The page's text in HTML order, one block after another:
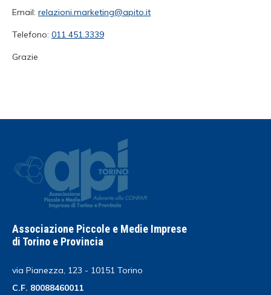
Email: relazioni.marketing@apito.it
Telefono: 011 451.3339
Grazie
Associazione Piccole e Medie Imprese
di Torino e Provincia
via Pianezza, 123 - 10151 Torino
C.F. 80088460011